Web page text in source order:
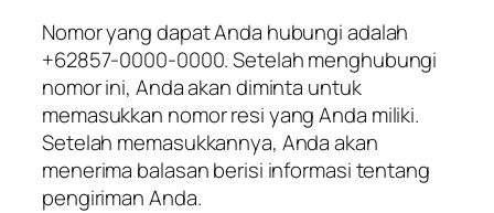
Nomor yang dapat Anda hubungi adalah
+62857-0000-0000. Setelah menghubungi
nomor ini, Anda akan diminta untuk
memasukkan nomor resi yang Anda miliki.
Setelah memasukkannya, Anda akan
menerima balasan berisi informasi tentang
pengiriman Anda.